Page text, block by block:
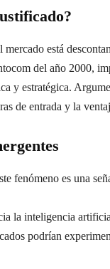
está
del año 2000,
y estratégica.
de entrada y la
fenómeno es una
la inteligencia
podrían